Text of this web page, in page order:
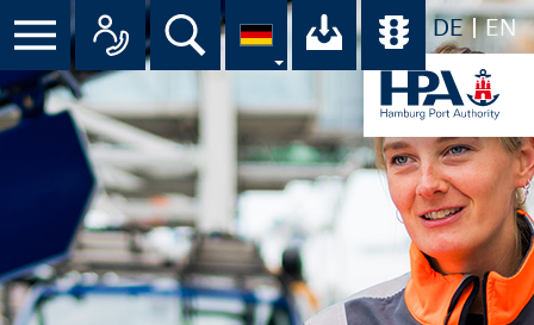
DE EN
Menü Alle Ansprechpartner im
Suche Ihr Download-